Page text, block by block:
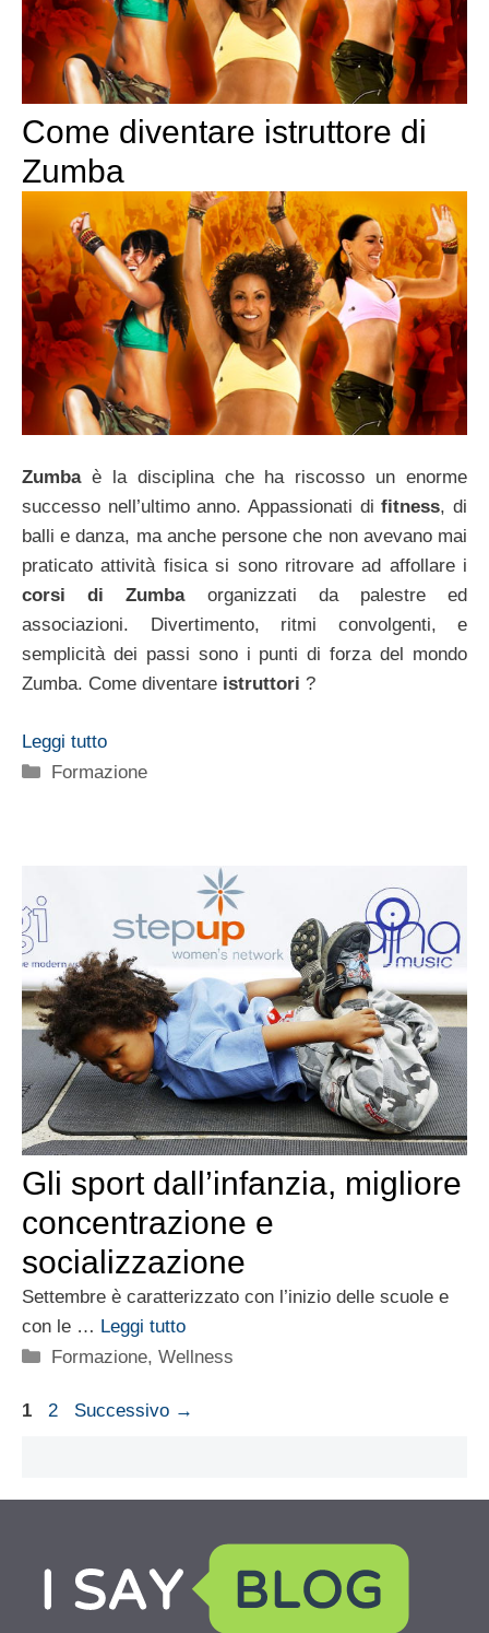
Come diventare istruttore di
Zumba
Zumbaè la disciplina che ha riscosso un enorme
successo nell’ultimo anno. Appassionati di fitness, di
balli e danza, ma anche persone che non avevano mai
praticato attività fisica si sono ritrovare ad affollare i
corsi di Zumbaorganizzati da palestre ed
associazioni. Divertimento, ritmi convolgenti, e
semplicità dei passi sono i punti di forza del mondo
Zumba. Come diventare istruttori ?
Leggi tutto
Categorie
Formazione
Gli sport dall’infanzia, migliore
concentrazione e
socializzazione
Settembre è caratterizzato con l’inizio delle scuole e
con le … Leggi tutto
Categorie
Formazione,Wellness
Pagina
1 Pagina
2 Successivo →